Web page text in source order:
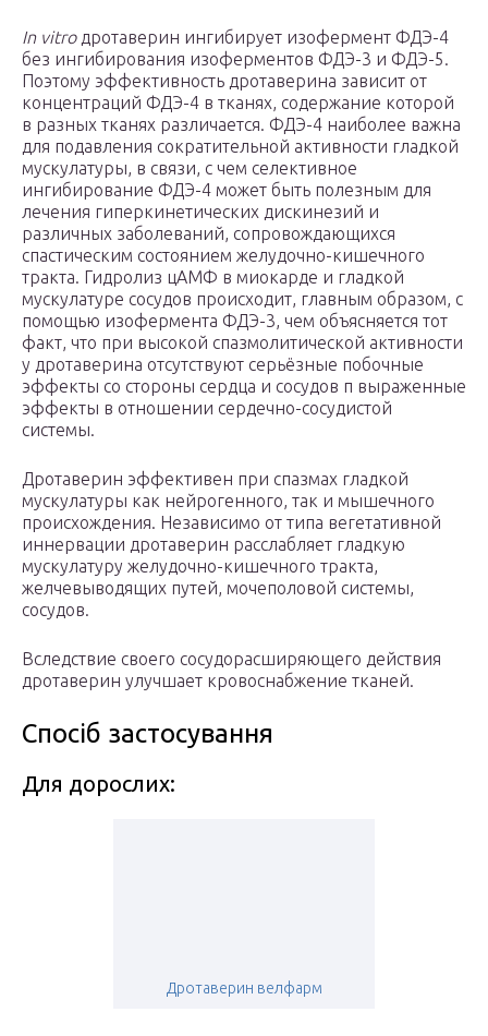
In vitroдротаверин ингибирует изофермент ФДЭ-4
без ингибирования изоферментов ФДЭ-3 и ФДЭ-5.
Поэтому эффективность дротаверина зависит от
концентраций ФДЭ-4 в тканях, содержание которой
в разных тканях различается. ФДЭ-4 наиболее важна
для подавления сократительной активности гладкой
мускулатуры, в связи, с чем селективное
ингибирование ФДЭ-4 может быть полезным для
лечения гиперкинетических дискинезий и
различных заболеваний, сопровождающихся
спастическим состоянием желудочно-кишечного
тракта. Гидролиз цАМФ в миокарде и гладкой
мускулатуре сосудов происходит, главным образом, с
помощью изофермента ФДЭ-3, чем объясняется тот
факт, что при высокой спазмолитической активности
у дротаверина отсутствуют серьёзные побочные
эффекты со стороны сердца и сосудов п выраженные
эффекты в отношении сердечно-сосудистой
системы.
Дротаверин эффективен при спазмах гладкой
мускулатуры как нейрогенного, так и мышечного
происхождения. Независимо от типа вегетативной
иннервации дротаверин расслабляет гладкую
мускулатуру желудочно-кишечного тракта,
желчевыводящих путей, мочеполовой системы,
сосудов.
Вследствие своего сосудорасширяющего действия
дротаверин улучшает кровоснабжение тканей.
Спосіб застосування
Для дорослих:
Дротаверин велфарм